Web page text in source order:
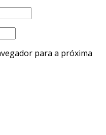
para a próxima